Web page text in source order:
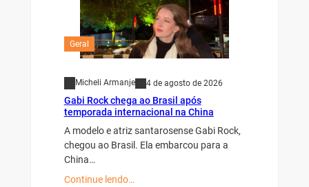
Geral
Micheli Armanje 4 de agosto de 2026
Gabi Rock chega ao Brasil após
temporada internacional na China
A modelo e atriz santarosense Gabi Rock,
chegou ao Brasil. Ela embarcou para a
China…
Continue lendo…